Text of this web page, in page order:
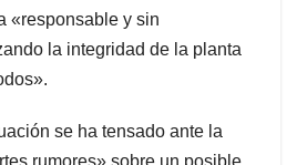
«responsable y sin
la integridad de la planta
se ha tensado ante la
rumores» sobre un posible